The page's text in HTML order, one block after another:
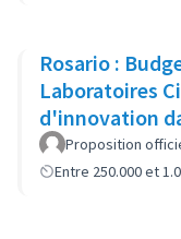
Rosario :
Laboratoires
d'innovation
publiques
Proposition
Entre 250.000 et